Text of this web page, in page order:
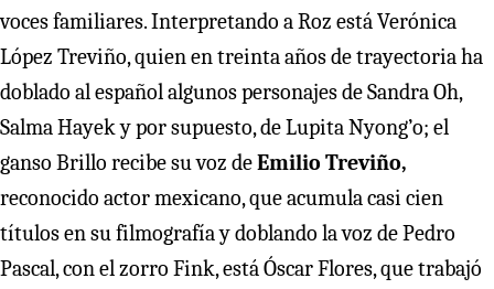
voces familiares. Interpretando a Roz está Verónica
López Treviño, quien en treinta años de trayectoria ha
doblado al español algunos personajes de Sandra Oh,
Salma Hayek y por supuesto, de Lupita Nyong’o; el
ganso Brillo recibe su voz deEmilio Treviño,
reconocido actor mexicano, que acumula casi cien
títulos en su filmografía y doblando la voz de Pedro
Pascal, con el zorro Fink, está Óscar Flores, que trabajó